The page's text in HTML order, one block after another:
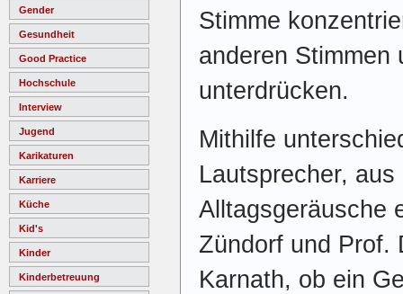
Gender
Gesundheit
Good Practice
Hochschule
Interview
Jugend
Karikaturen
Karriere
Küche
Kid's
Kinder
Kinderbetreuung
Stimme
anderen Stimmen
unterdrücken.
Mithilfe
Lautsprecher,
Alltagsgeräusche
Zündorf und Prof.
Karnath, ob ein